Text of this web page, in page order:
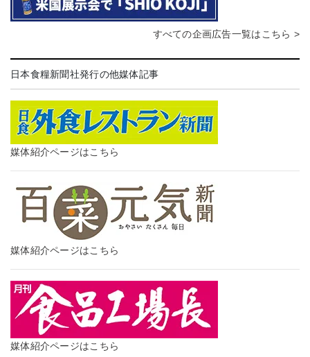
すべての企画広告一覧はこちら >
日本食糧新聞社発行の他媒体記事
媒体紹介ページはこちら
媒体紹介ページはこちら
媒体紹介ページはこちら